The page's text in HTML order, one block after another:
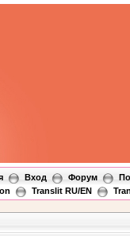
Вход Форум
Translit RU/EN